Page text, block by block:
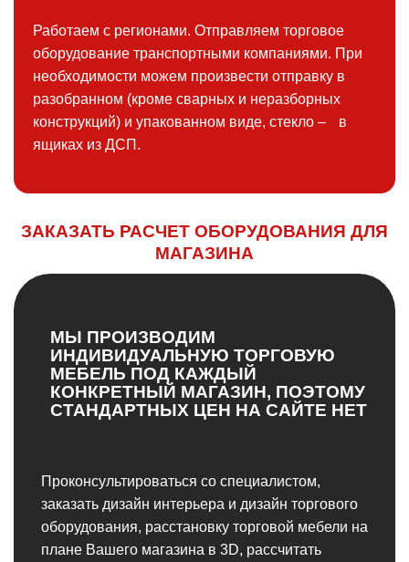
Работаем с регионами. Отправляем торговое
оборудование транспортными компаниями. При
необходимости можем произвести отправку в
разобранном (кроме сварных и неразборных
конструкций) и упакованном виде, стекло – в
ящиках из ДСП.
ЗАКАЗАТЬ РАСЧЕТ ОБОРУДОВАНИЯ ДЛЯ
МАГАЗИНА
МЫ ПРОИЗВОДИМ
ИНДИВИДУАЛЬНУЮ ТОРГОВУЮ
МЕБЕЛЬ ПОД КАЖДЫЙ
КОНКРЕТНЫЙ МАГАЗИН, ПОЭТОМУ
СТАНДАРТНЫХ ЦЕН НА САЙТЕ НЕТ
Проконсультироваться со специалистом,
заказать дизайн интерьера и дизайн торгового
оборудования, расстановку торговой мебели на
плане Вашего магазина в 3D, рассчитать